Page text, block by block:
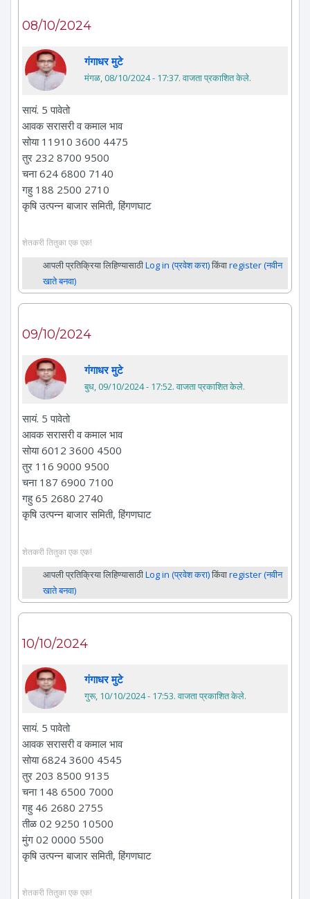
08/10/2024
गंगाधर मुटे
मंगळ, 08/10/2024 - 17:37. वाजता प्रकाशित केले.
सायं. 5 पावेतो
आवक सरासरी व कमाल भाव
सोया 11910 3600 4475
तुर 232 8700 9500
चना 624 6800 7140
गहु 188 2500 2710
कृषि उत्पन्न बाजार समिती, हिंगणघाट
शेतकरी तितुका एक एक!
आपली प्रतिक्रिया लिहिण्यासाठीLog in (प्रवेश करा)किंवाregister (नवीन
खाते बनवा)
09/10/2024
गंगाधर मुटे
बुध, 09/10/2024 - 17:52. वाजता प्रकाशित केले.
सायं. 5 पावेतो
आवक सरासरी व कमाल भाव
सोया 6012 3600 4500
तुर 116 9000 9500
चना 187 6900 7100
गहु 65 2680 2740
कृषि उत्पन्न बाजार समिती, हिंगणघाट
शेतकरी तितुका एक एक!
आपली प्रतिक्रिया लिहिण्यासाठीLog in (प्रवेश करा)किंवाregister (नवीन
खाते बनवा)
10/10/2024
गंगाधर मुटे
गुरू, 10/10/2024 - 17:53. वाजता प्रकाशित केले.
सायं. 5 पावेतो
आवक सरासरी व कमाल भाव
सोया 6824 3600 4545
तुर 203 8500 9135
चना 148 6500 7000
गहु 46 2680 2755
तीळ 02 9250 10500
मुंग 02 0000 5500
कृषि उत्पन्न बाजार समिती, हिंगणघाट
शेतकरी तितुका एक एक!